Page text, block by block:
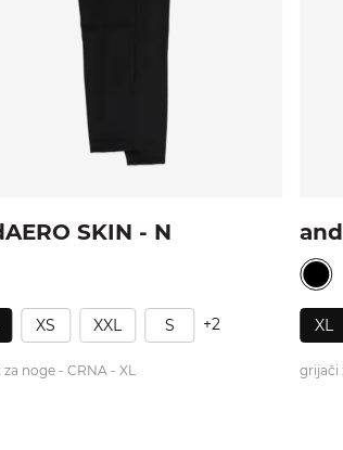
SKIN - N
XS XXL S +2
noge - CRNA - XL
XL
grijači